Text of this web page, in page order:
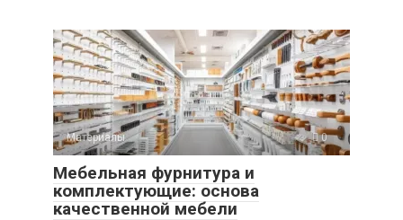
Материалы 0
Мебельная фурнитура и
комплектующие: основа
качественной мебели